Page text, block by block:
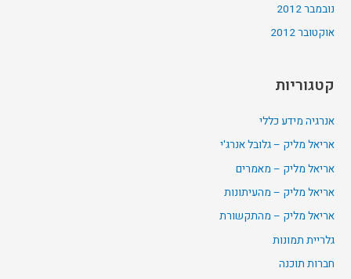
נובמבר 2012
אוקטובר 2012
קטגוריות
אנרגיה מידע כללי
אריאל מליק – גלובל אנרג'י
אריאל מליק – מאמרים
אריאל מליק – מהעיתונות
אריאל מליק – מהתקשורת
גלריית תמונות
חברות תוכנה